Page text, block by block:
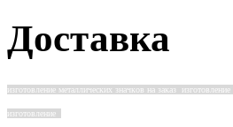
Доставка
изготовление металлических значков на заказ
изготовление